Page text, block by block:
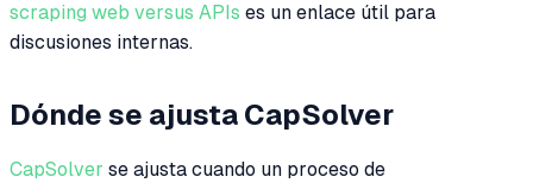
scraping web versus APIs es un enlace útil para
discusiones internas.
Dónde se ajusta CapSolver
CapSolver se ajusta cuando un proceso de